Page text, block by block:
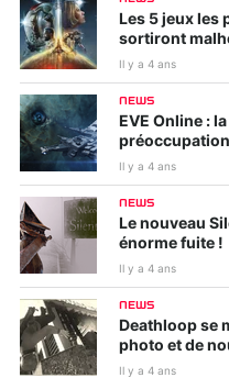
Les 5 jeux les
sortiront
Il y a 4 ans
NEWS
EVE Online :
Il y a 4 ans
NEWS
Le nouveau
énorme fuite !
Il y a 4 ans
NEWS
Deathloop se
photo et de
Il y a 4 ans